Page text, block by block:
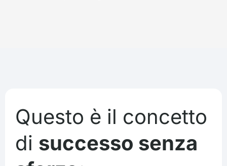
Questo è il concetto
di successo senza